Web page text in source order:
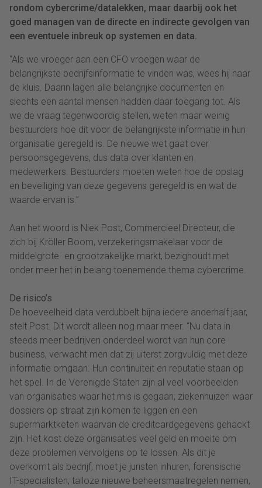
rondom cybercrime/datalekken, maar daarbij ook het
goed managen van de directe en indirecte gevolgen van
een eventuele inbreuk op systemen en data.
“Als we vroeger aan een CFO vroegen waar de
belangrijkste bedrijfsinformatie te vinden was, wees hij naar
de kluis. Daarin lagen alle belangrijke documenten en
slechts een aantal mensen hadden daar toegang tot. Als
we de vraag tegenwoordig stellen, weten maar weinig
bestuurders hoe dit voor de belangrijkste informatie in hun
organisatie geregeld is. De nieuwe wet gaat over
persoonsgegevens, dus data over klanten en
medewerkers. Bestuurders moeten weten hoe de opslag
en beveiliging van deze gegevens geregeld is en wat de
waarde ervan is.”
Aan het woord is Niek Post, Commercieel Directeur, die
zich bij Kröller Boom, verzekeringsmakelaar voor de
middelgrote- en grootzakelijke markt, bezighoudt met
onder meer het in belang toenemende thema cybercrime.
De risico’s
De hoeveelheid data verdubbelt bijna iedere anderhalf jaar,
stelt Post. Dit wordt alleen nog maar meer. “Nu data in
steeds meer bedrijven onderdeel wordt van hun core
business, verwacht men dat zij uiterst zorgvuldig met deze
informatie omgaan. Hun continuïteit en reputatie staan op
het spel. In de Verenigde Staten zijn al veel voorbeelden
van organisaties waar het mis is gegaan; ziekenhuizen waar
dossiers op straat zijn komen te liggen en een
supermarktketen waarvan de creditcardgegevens gehackt
zijn. Het kost deze organisaties veel geld en moeite om
deze problemen vervolgens op te lossen. Als dit je
overkomt als bedrijf, moet je juristen inhuren, forensische
IT-specialisten, talloze nieuwe beheersmaatregelen nemen,